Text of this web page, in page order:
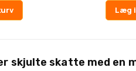
Læg
skjulte skatte med en